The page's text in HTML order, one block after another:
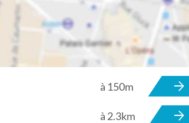
à 150m
à 2.3km